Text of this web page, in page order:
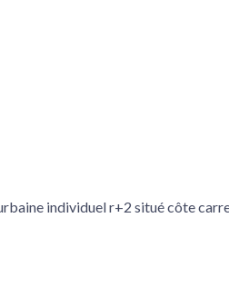
individuel r+2 situé côte